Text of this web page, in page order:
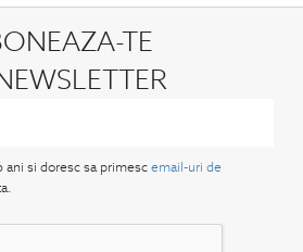
TE
ani si doresc sa primesc email-uri de